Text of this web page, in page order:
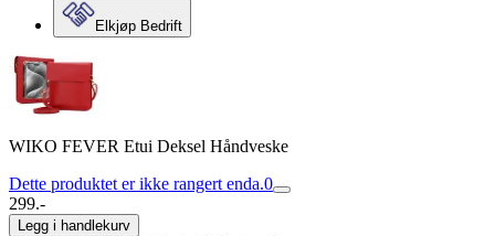
Elkjøp Bedrift
WIKO FEVER Etui Deksel Håndveske
Dette produktet er ikke rangert enda.0
299.-
Legg i handlekurv